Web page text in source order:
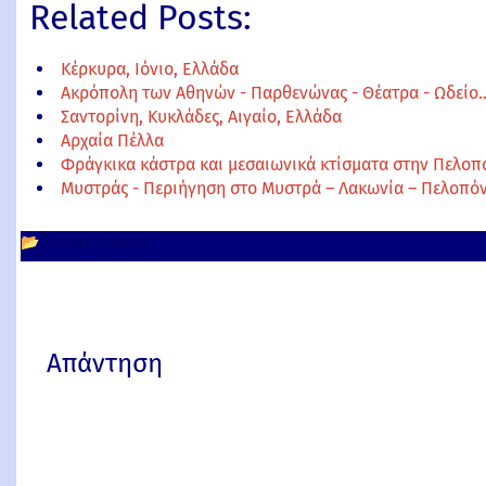
Related Posts:
Κέρκυρα, Ιόνιο, Ελλάδα
Ακρόπολη των Αθηνών - Παρθενώνας - Θέατρα -
Σαντορίνη, Κυκλάδες, Αιγαίο, Ελλάδα
Αρχαία Πέλλα
Φράγκικα κάστρα και μεσαιωνικά κτίσματα στην
Μυστράς - Περιήγηση στο Μυστρά – Λακωνία –
📂
Απάντηση